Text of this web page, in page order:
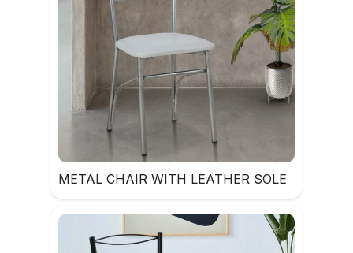
METAL CHAIR WITH LEATHER SOLE